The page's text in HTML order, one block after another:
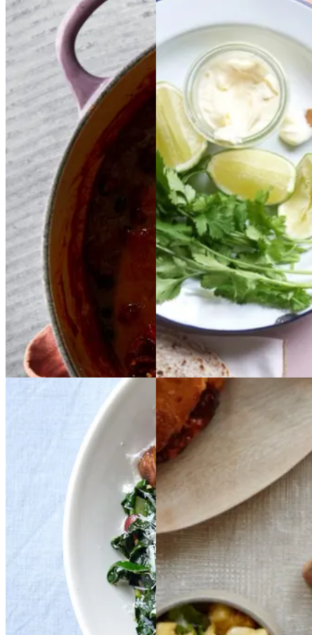
Chili Chili concon
carnecarne medmed
merquezpølser,
merq
uezpølser,
sorte
bønnerbønner
ras ras el
el
hanouthanout
Gem opskrift
Mexicansk mad
Aftensmad
Pulled
Pulled
kyllingkylling
medmed sortesorte
bønnerbønner
Gem opskrift
Aftensmad
Bønnebiksemad
Bøn
medmed
svampe,
parmesan
Arepas
Arepas
med
med sortesorte
bønner, bønner,
anchoancho
chilichili og
ananassalsa
ananassa
lsa